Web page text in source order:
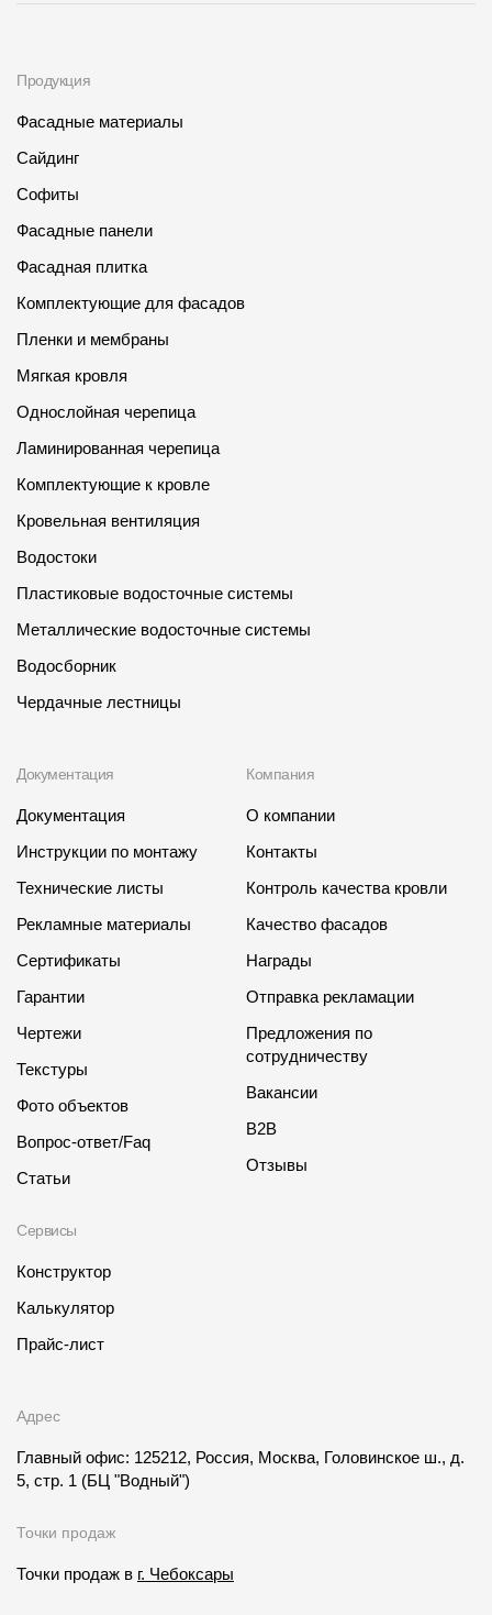
Текстуры
Фото объектов
Вопрос-ответ/Faq
Статьи
Сервисы
Калькулятор
Цены
Компания
О компании
Качество фасадов
Награды
Предложения по сотрудничеству
Вакансии
B2B
Чувашская Республика
Где купить?
Контакты
"Водный")
Режим работы
Продукция
Фасадные материалы
Сайдинг
Софиты
Фасадные панели
Фасадная плитка
Комплектующие для фасадов
Пленки и мембраны
Мягкая кровля
Однослойная черепица
Ламинированная черепица
Комплектующие к кровле
Кровельная вентиляция
Водостоки
Пластиковые водосточные системы
Металлические водосточные системы
Водосборник
Чердачные лестницы
Документация
Документация
Инструкции по монтажу
Технические листы
Рекламные материалы
Сертификаты
Гарантии
Чертежи
Текстуры
Фото объектов
Вопрос-ответ/Faq
Статьи
Сервисы
Конструктор
Калькулятор
Прайс-лист
Компания
О компании
Контакты
Контроль качества кровли
Качество фасадов
Награды
Отправка рекламации
Предложения по
сотрудничеству
Вакансии
B2B
Отзывы
Адрес
Главный офис: 125212, Россия, Москва, Головинское ш., д.
5, стр. 1 (БЦ "Водный")
Точки продаж
Точки продаж в г. Чебоксары